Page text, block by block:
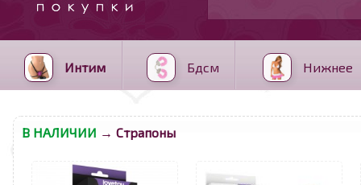
Интим Бдсм Нижнее
В НАЛИЧИИ → Страпоны